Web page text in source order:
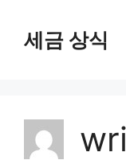
세금 상식